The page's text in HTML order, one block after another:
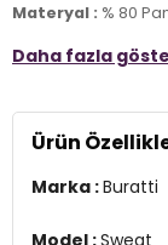
Materyal : % 80
Yaka Bilgisi :
Kalıp :Slim Fit
Manken Ölçüsü :
Daha fazla
Ürün
Marka :Buratti
Model :Sweat